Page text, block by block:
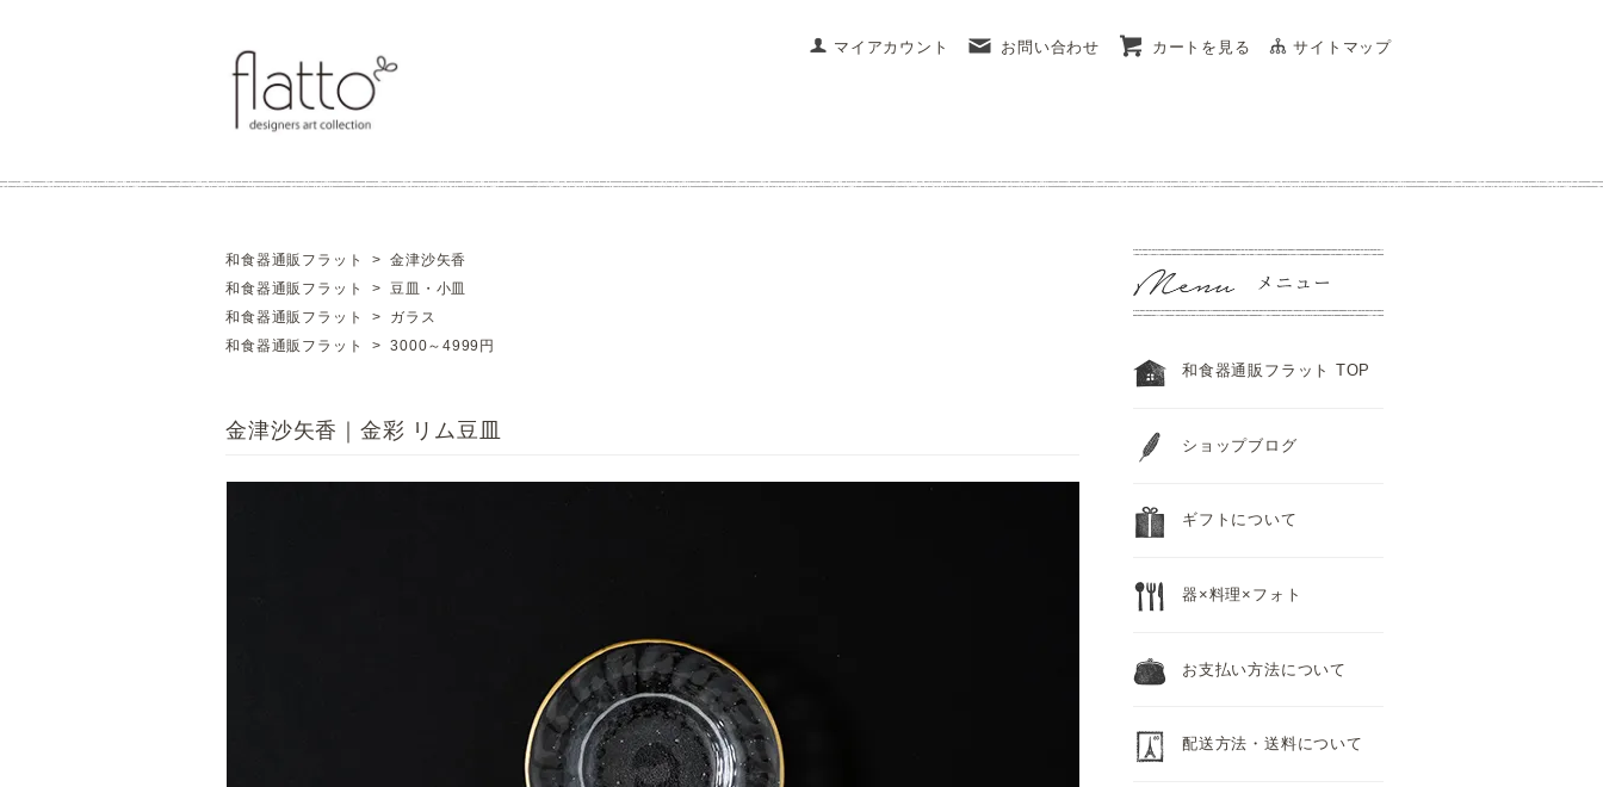
マイアカウント お問い合わせ カートを見る サイトマップ
和食器通販フラット >金津沙矢香
和食器通販フラット
>豆皿・小皿
和食器通販フラット
> ガラス
和食器通販フラット
>3000～4999円
金津沙矢香｜金彩 リム豆皿
和食器通販フラット TOP
ショップブログ
ギフトについて
器×料理×フォト
お支払い方法について
配送方法・送料について